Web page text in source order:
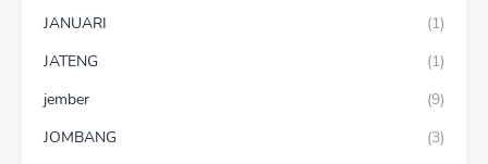
JANUARI
(1)
JATENG
(1)
jember
(9)
JOMBANG
(3)